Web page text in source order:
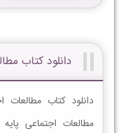
دانلود کتاب